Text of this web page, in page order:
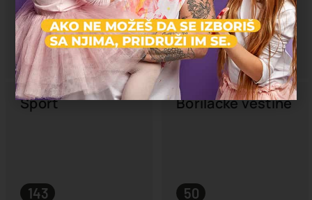
102 135
Sport
143
Borilačke veštine
50